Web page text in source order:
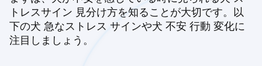
トレスサイン 見分け方を知ることが大切です。以
下の犬 急なストレス サインや犬 不安 行動 変化に
注目しましょう。